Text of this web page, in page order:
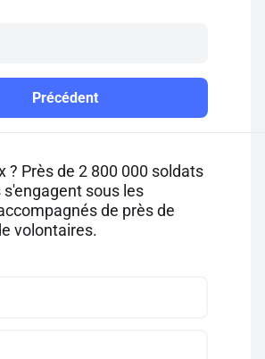
Précédent
? Près de 2 800 000 soldats
sous les
de près de
volontaires.